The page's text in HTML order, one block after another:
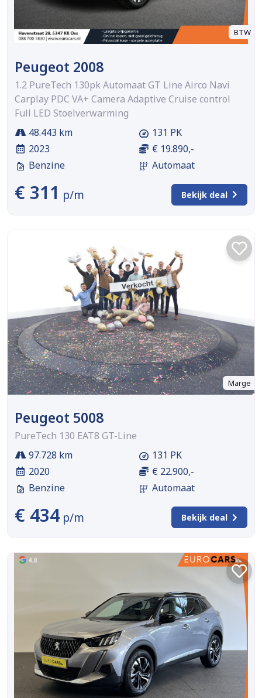
BTW
Peugeot 2008
1.2 PureTech 130pk Automaat GT Line Airco Navi
Carplay PDC VA+ Camera Adaptive Cruise control
Full LED Stoelverwarming
48.443 km
2023
Benzine
131 PK
€ 19.890,-
Automaat
€ 311 p/m Bekijk deal
Marge
Peugeot 5008
PureTech 130 EAT8 GT-Line
97.728 km
2020
Benzine
131 PK
€ 22.900,-
Automaat
€ 434 p/m Bekijk deal